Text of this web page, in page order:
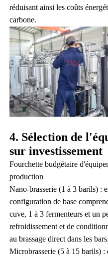
réduisant ainsi les coûts
carbone.
4. Sélection de
sur investissement
Fourchette budgétaire
production
Nano-brasserie (1 à 3 barils) :
configuration de base
cuve, 1 à 3 fermenteurs et un
refroidissement et de
au brassage direct dans les bars.
Microbrasserie (5 à 15 barils)